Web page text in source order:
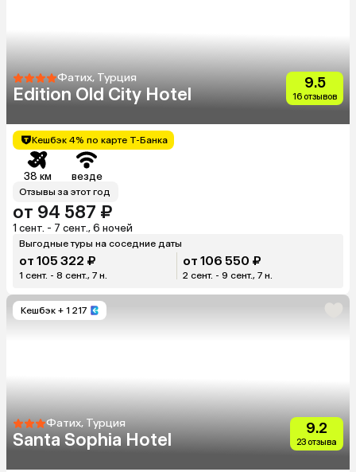
Фатих, Турция
Edition Old City Hotel
9.5
16 отзывов
Кешбэк 4% по карте Т-Банка
38 км везде
Отзывы за этот год
от 94 587 ₽
1 сент. - 7 сент., 6 ночей
Выгодные туры на соседние даты
от 105 322 ₽
1 сент. - 8 сент., 7 н.
от 106 550 ₽
2 сент. - 9 сент., 7 н.
Кешбэк + 1 217
Фатих, Турция
Santa Sophia Hotel
9.2
23 отзыва